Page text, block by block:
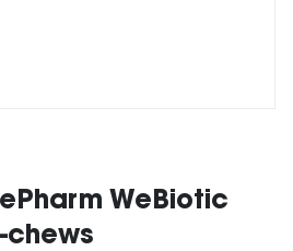
WeBiotic
chews